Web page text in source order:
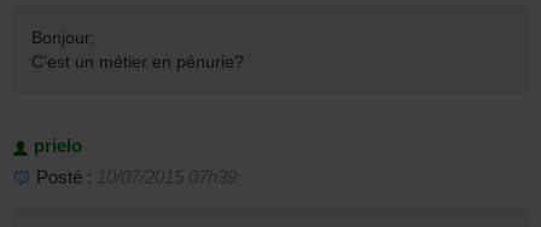
Bonjour;
C'est un métier en pénurie?
prielo
Posté : 10/07/2015 07h39